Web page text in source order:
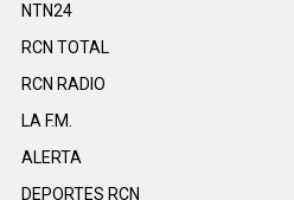
NTN24
RCN TOTAL
RCN RADIO
LA F.M.
ALERTA
DEPORTES RCN